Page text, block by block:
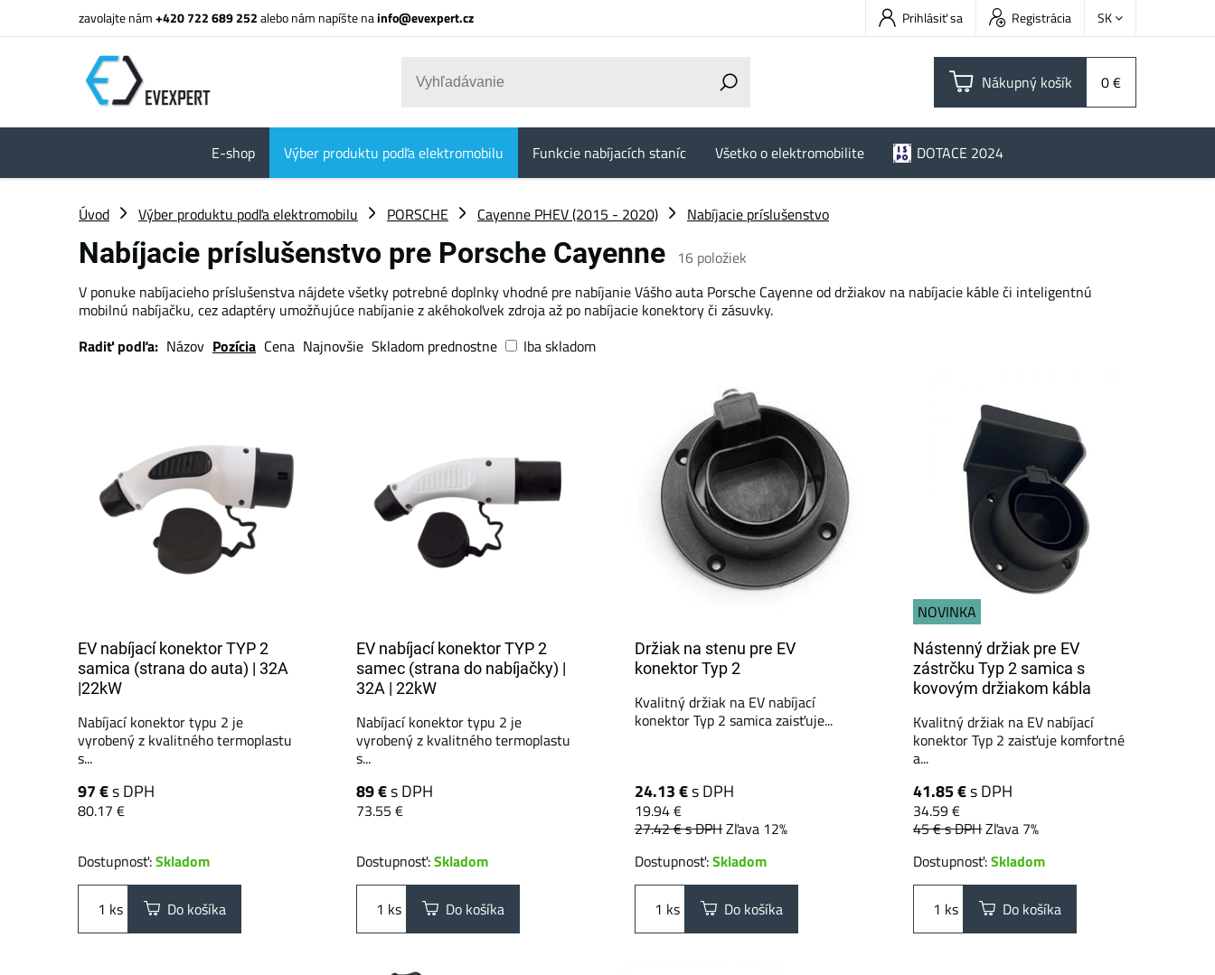
zavolajte nám+420 722 689 252alebo nám napíšte nainfo@evexpert.cz Prihlásiť sa Registrácia SK
Nákupný košík 0 €
E-shop Výber produktu podľa elektromobilu Funkcie nabíjacích staníc Všetko o elektromobilite DOTACE 2024
Úvod Výber produktu podľa elektromobilu PORSCHE Cayenne PHEV (2015 - 2020) Nabíjacie príslušenstvo
Nabíjacie príslušenstvo pre Porsche Cayenne 16 položiek
V ponuke nabíjacieho príslušenstva nájdete všetky potrebné doplnky vhodné pre nabíjanie Vášho auta Porsche Cayenne od držiakov na nabíjacie káble či inteligentnú
mobilnú nabíjačku, cez adaptéry umožňujúce nabíjanie z akéhokoľvek zdroja až po nabíjacie konektory či zásuvky.
Radiť podľa: Názov Pozícia Cena Najnovšie Skladom prednostne Iba skladom
EV nabíjací konektor TYP 2
samica (strana do auta) | 32A
|22kW
Nabíjací konektor typu 2 je
vyrobený z kvalitného termoplastu
s...
97 €s DPH
80.17 €
Dostupnosť:Skladom
ks Do košíka
EV nabíjací konektor TYP 2
samec (strana do nabíjačky) |
32A | 22kW
Nabíjací konektor typu 2 je
vyrobený z kvalitného termoplastu
s...
89 €s DPH
73.55 €
Dostupnosť:Skladom
ks Do košíka
Držiak na stenu pre EV
konektor Typ 2
Kvalitný držiak na EV nabíjací
konektor Typ 2 samica zaisťuje...
24.13 €s DPH
19.94 €
27.42 €s DPHZľava 12%
Dostupnosť:Skladom
ks Do košíka
NOVINKA
Nástenný držiak pre EV
zástrčku Typ 2 samica s
kovovým držiakom kábla
Kvalitný držiak na EV nabíjací
konektor Typ 2 zaisťuje komfortné
a...
41.85 €s DPH
34.59 €
45 €s DPHZľava 7%
Dostupnosť:Skladom
ks Do košíka